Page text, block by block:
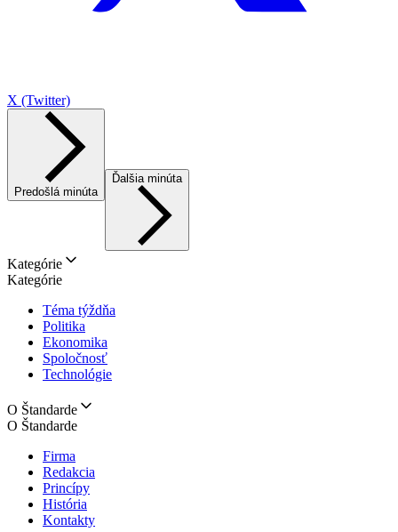
X (Twitter)
Predošlá minúta
Ďalšia minúta
Kategórie
Kategórie
Téma týždňa
Politika
Ekonomika
Spoločnosť
Technológie
O Štandarde
O Štandarde
Firma
Redakcia
Princípy
História
Kontakty